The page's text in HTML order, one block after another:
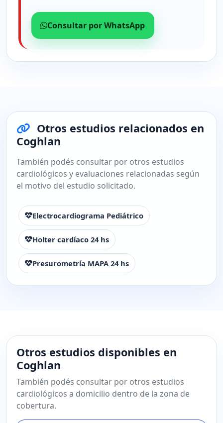
Consultar por WhatsApp
Otros estudios relacionados en
Coghlan
También podés consultar por otros estudios
cardiológicos y evaluaciones relacionadas según
el motivo del estudio solicitado.
Electrocardiograma Pediátrico
Holter cardíaco 24 hs
Presurometría MAPA 24 hs
Otros estudios disponibles en
Coghlan
También podés consultar por otros estudios
cardiológicos a domicilio dentro de la zona de
cobertura.